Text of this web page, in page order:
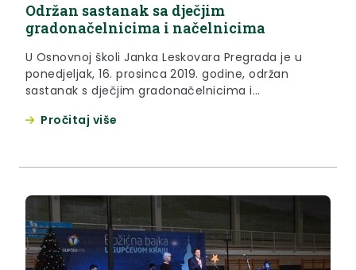
Održan sastanak sa dječjim
gradonačelnicima i načelnicima
U Osnovnoj školi Janka Leskovara Pregrada je u
ponedjeljak, 16. prosinca 2019. godine, održan
sastanak s dječjim gradonačelnicima i
Pročitaj više